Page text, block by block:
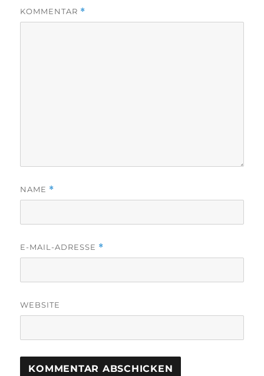
KOMMENTAR *
NAME *
E-MAIL-ADRESSE *
WEBSITE